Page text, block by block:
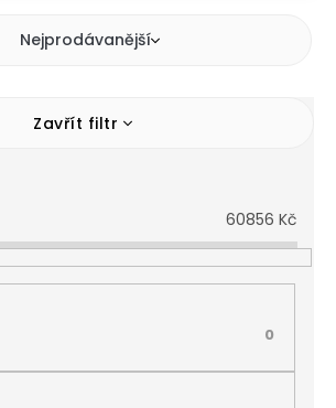
Nejprodávanější
Zavřít filtr
60856 Kč
0